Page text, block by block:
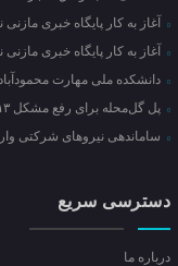
آغاز به کار پایگاه خبری
آغاز به کار پایگاه خبری
دانشکده ملی مهارت
پل گل‌محله برای رفع مشکل ۱۳ روستا به بهره‌برداری رسید
ساماندهی نیروهای شرکتی
دسترسی سریع
درباره ما